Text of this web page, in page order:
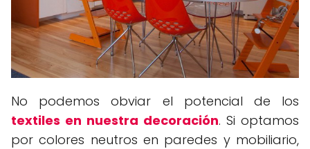
No podemos obviar el potencial de los
textiles en nuestra decoración. Si optamos
por colores neutros en paredes y mobiliario,